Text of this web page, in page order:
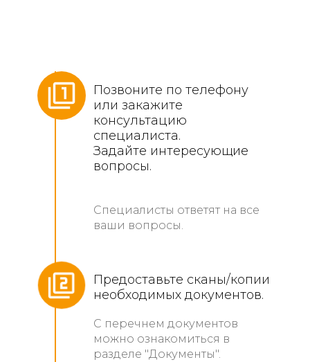
Позвоните по телефону
или закажите
консультацию
специалиста.
Задайте интересующие
вопросы.
Специалисты ответят на все
ваши вопросы.
Предоставьте сканы/копии
необходимых документов.
С перечнем документов
можно ознакомиться в
разделе "Документы".